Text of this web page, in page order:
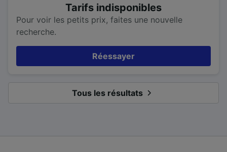
Tarifs indisponibles
Pour voir les petits prix, faites une nouvelle
recherche.
Réessayer
Tous les résultats